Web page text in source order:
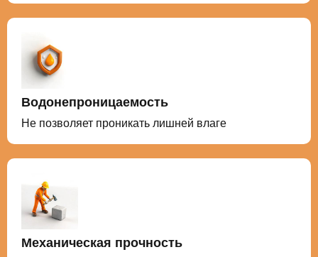
Водонепроницаемость
Не позволяет проникать лишней влаге
Механическая прочность